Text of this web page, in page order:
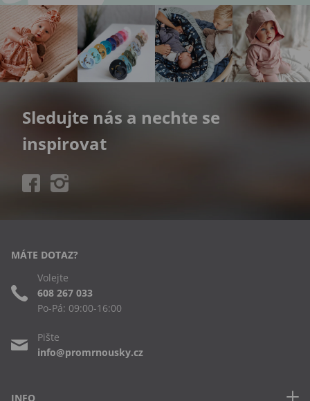
Sledujte nás a nechte se
inspirovat
INFO
MÁTE DOTAZ?
Volejte
608 267 033
Po-Pá: 09:00-16:00
Pište
info@promrnousky.cz